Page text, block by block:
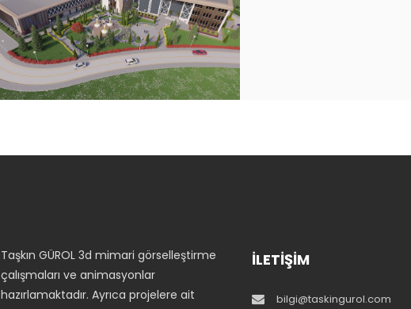
Taşkın GÜROL 3d mimari görselleştirme
çalışmaları ve animasyonlar
hazırlamaktadır. Ayrıca projelere ait
İLETİŞİM
bilgi@taskingurol.com